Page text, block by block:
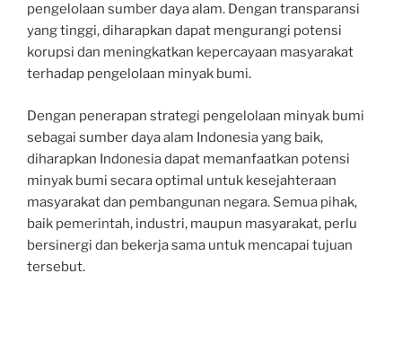
pengelolaan sumber daya alam. Dengan transparansi
yang tinggi, diharapkan dapat mengurangi potensi
korupsi dan meningkatkan kepercayaan masyarakat
terhadap pengelolaan minyak bumi.
Dengan penerapan strategi pengelolaan minyak bumi
sebagai sumber daya alam Indonesia yang baik,
diharapkan Indonesia dapat memanfaatkan potensi
minyak bumi secara optimal untuk kesejahteraan
masyarakat dan pembangunan negara. Semua pihak,
baik pemerintah, industri, maupun masyarakat, perlu
bersinergi dan bekerja sama untuk mencapai tujuan
tersebut.